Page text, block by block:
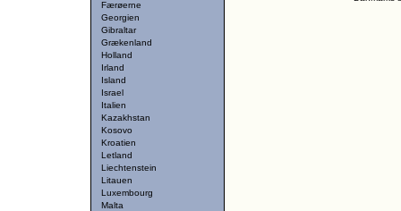
Færøerne
Georgien
Gibraltar
Grækenland
Holland
Irland
Island
Israel
Italien
Kazakhstan
Kosovo
Kroatien
Letland
Liechtenstein
Litauen
Luxembourg
Malta